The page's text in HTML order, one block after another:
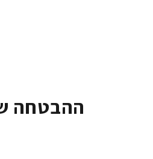
ההבטחה